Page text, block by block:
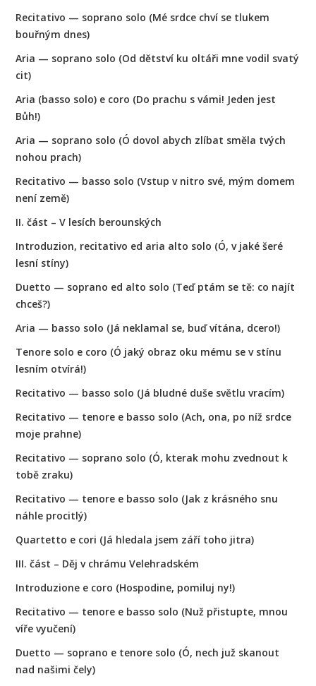
Recitativo — soprano solo (Mé srdce chví se tlukem
bouřným dnes)
Aria — soprano solo (Od dětství ku oltáři mne vodil svatý
cit)
Aria (basso solo) e coro (Do prachu s vámi! Jeden jest
Bůh!)
Aria — soprano solo (Ó dovol abych zlíbat směla tvých
nohou prach)
Recitativo — basso solo (Vstup v nitro své, mým domem
není země)
II. část – V lesích berounských
Introduzion, recitativo ed aria alto solo (Ó, v jaké šeré
lesní stíny)
Duetto — soprano ed alto solo (Teď ptám se tě: co najít
chceš?)
Aria — basso solo (Já neklamal se, buď vítána, dcero!)
Tenore solo e coro (Ó jaký obraz oku mému se v stínu
lesním otvírá!)
Recitativo — basso solo (Já bludné duše světlu vracím)
Recitativo — tenore e basso solo (Ach, ona, po níž srdce
moje prahne)
Recitativo — soprano solo (Ó, kterak mohu zvednout k
tobě zraku)
Recitativo — tenore e basso solo (Jak z krásného snu
náhle procitlý)
Quartetto e cori (Já hledala jsem září toho jitra)
III. část – Děj v chrámu Velehradském
Introduzione e coro (Hospodine, pomiluj ny!)
Recitativo — tenore e basso solo (Nuž přistupte, mnou
víře vyučení)
Duetto — soprano e tenore solo (Ó, nech juž skanout
nad našimi čely)